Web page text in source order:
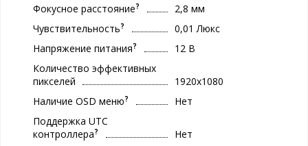
Фокусное расстояние?
2,8 мм
Чувствительность?
0,01 Люкс
Напряжение питания?
12 В
Количество эффективных
пикселей
1920x1080
Наличие OSD меню?
Нет
Поддержка UTC
контроллера?
Нет